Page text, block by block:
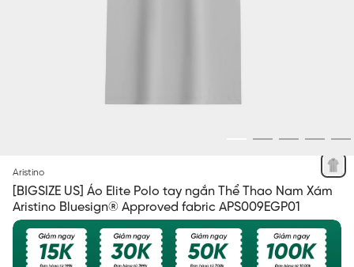
Aristino
[BIGSIZE US] Áo Elite Polo tay ngắn Thể Thao Nam Xám
Aristino Bluesign® Approved fabric APS009EGP01